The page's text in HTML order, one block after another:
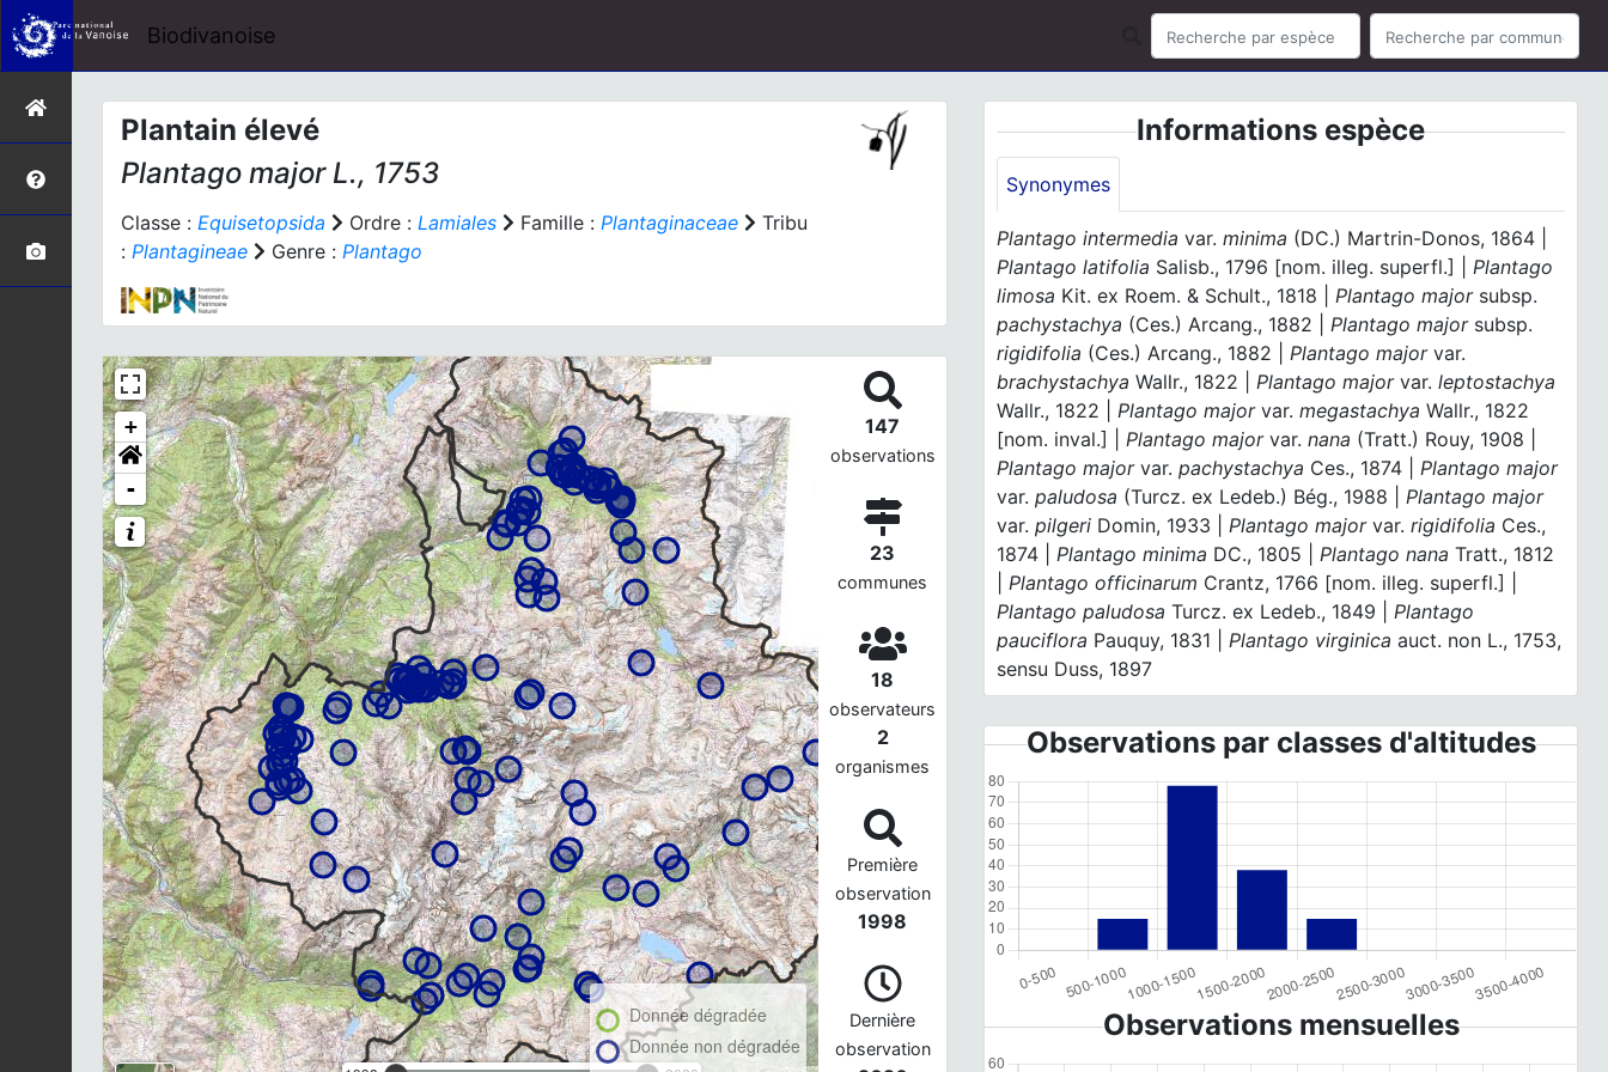
Biodivanoise
Plantain élevé
Plantago majorL., 1753
Classe : Equisetopsida Ordre : Lamiales Famille : Plantaginaceae
Tribu
: Plantagineae Genre : Plantago
+
-
Donnée dégradée
Donnée non dégradée
147
observations
23
communes
18
observateurs
2
organismes
Première
observation
1998
Dernière
observation
Informations espèce
Synonymes
Plantago intermediavar. minima (DC.) Martrin-Donos, 1864 |
Plantago latifolia Salisb., 1796 [nom. illeg. superfl.] |Plantago
limosa Kit. ex Roem. & Schult., 1818 |Plantago major subsp.
pachystachya (Ces.) Arcang., 1882 |Plantago major subsp.
rigidifolia (Ces.) Arcang., 1882 |Plantago majorvar.
brachystachya Wallr., 1822 |Plantago majorvar. leptostachya
Wallr., 1822 |Plantago majorvar. megastachya Wallr., 1822
[nom. inval.] |Plantago majorvar. nana (Tratt.) Rouy, 1908 |
Plantago majorvar. pachystachya Ces., 1874 |Plantago major
var. paludosa (Turcz. ex Ledeb.) Bég., 1988 |Plantago major
var. pilgeri Domin, 1933 |Plantago majorvar. rigidifolia Ces.,
1874 |Plantago minima DC., 1805 |Plantago nana Tratt., 1812
|Plantago officinarum Crantz, 1766 [nom. illeg. superfl.] |
Plantago paludosa Turcz. ex Ledeb., 1849 |Plantago
pauciflora Pauquy, 1831 |Plantago virginica auct. non L., 1753,
sensu Duss, 1897
Observations par classes d'altitudes
Observations mensuelles